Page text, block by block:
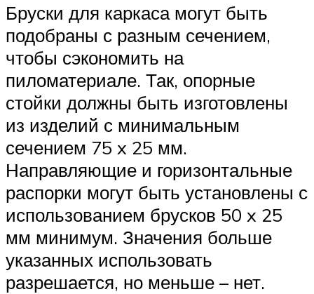
Бруски для каркаса могут быть
подобраны с разным сечением,
чтобы сэкономить на
пиломатериале. Так, опорные
стойки должны быть изготовлены
из изделий с минимальным
сечением 75 x 25 мм.
Направляющие и горизонтальные
распорки могут быть установлены с
использованием брусков 50 x 25
мм минимум. Значения больше
указанных использовать
разрешается, но меньше – нет.